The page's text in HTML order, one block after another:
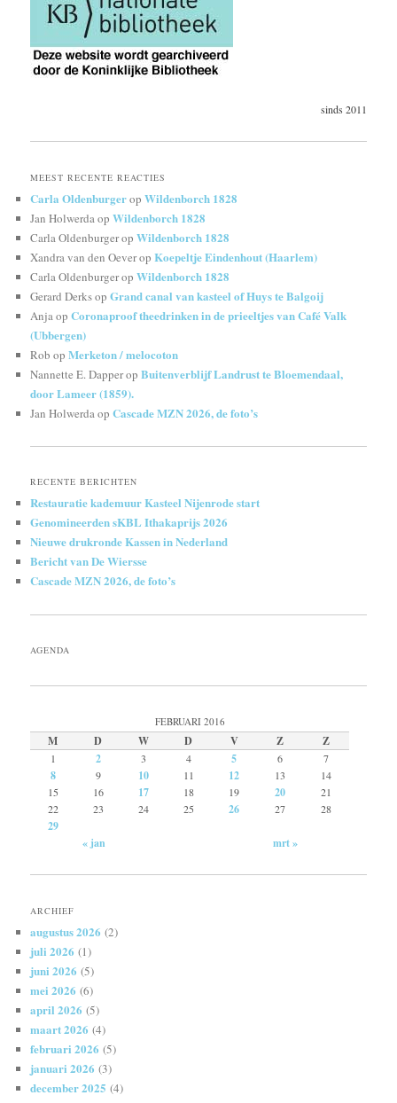
sinds 2011
MEEST RECENTE REACTIES
Carla OldenburgeropWildenborch 1828
Jan HolwerdaopWildenborch 1828
Carla OldenburgeropWildenborch 1828
Xandra van den OeveropKoepeltje Eindenhout (Haarlem)
Carla OldenburgeropWildenborch 1828
Gerard DerksopGrand canal van kasteel of Huys te Balgoij
AnjaopCoronaproof theedrinken in de prieeltjes van Café Valk
(Ubbergen)
Rob opMerketon / melocoton
Nannette E. DapperopBuitenverblijf Landrust te Bloemendaal,
door Lameer (1859).
Jan HolwerdaopCascade MZN 2026, de foto’s
RECENTE BERICHTEN
Restauratie kademuur Kasteel Nijenrode start
Genomineerden sKBL Ithakaprijs 2026
Nieuwe drukronde Kassen in Nederland
Bericht van De Wiersse
Cascade MZN 2026, de foto’s
AGENDA
FEBRUARI 2016
M D W D V Z Z
1 2 3 4 5 6 7
8 9 10 11 12 13
14
15
16 17 18 19 20
21
22
23 24 25 26 27 28
29
« jan
mrt »
ARCHIEF
augustus 2026 (2)
juli 2026 (1)
juni 2026 (5)
mei 2026 (6)
april 2026 (5)
maart 2026 (4)
februari 2026 (5)
januari 2026 (3)
december 2025 (4)